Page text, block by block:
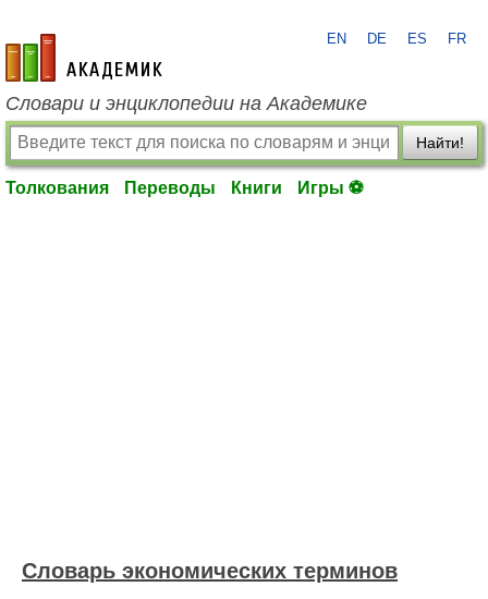
academic.ru
EN DE ES FR
Словари и энциклопедии на Академике
Найти!
Толкования Переводы Книги Игры ⚽
Словарь экономических терминов